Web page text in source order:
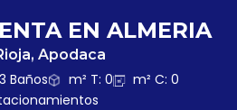
EN ALMERIA
Apodaca
3 Baños m² T: 0
m² C: 0